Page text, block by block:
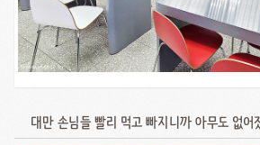
대만 손님들 빨리 먹고 빠지니까 아무도 없